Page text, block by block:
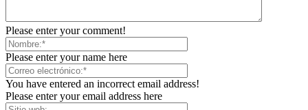
Please enter your comment!
Please enter your name here
You have entered an incorrect email address!
Please enter your email address here